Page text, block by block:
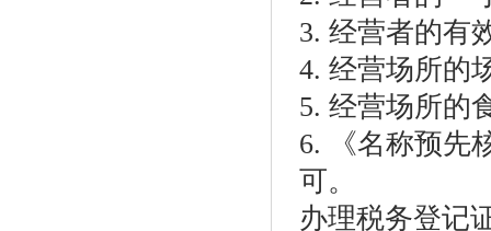
3. 经营者的有
4. 经营场所的
5. 经营场所的
6. 《名称预先
可。
办理税务登记